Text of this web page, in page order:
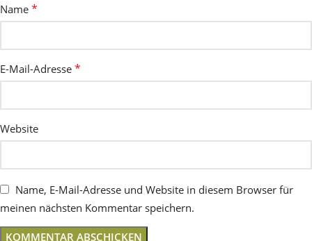
Name *
E-Mail-Adresse *
Website
Name, E-Mail-Adresse und Website in diesem Browser für
meinen nächsten Kommentar speichern.